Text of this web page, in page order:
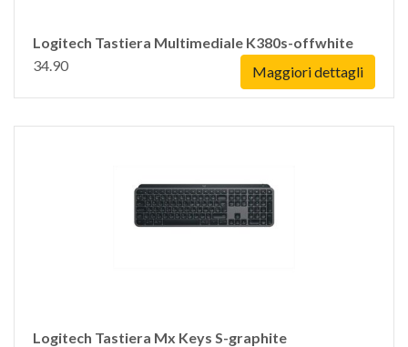
Logitech Tastiera Multimediale K380s-offwhite
34.90
Maggiori dettagli
Logitech Tastiera Mx Keys S-graphite